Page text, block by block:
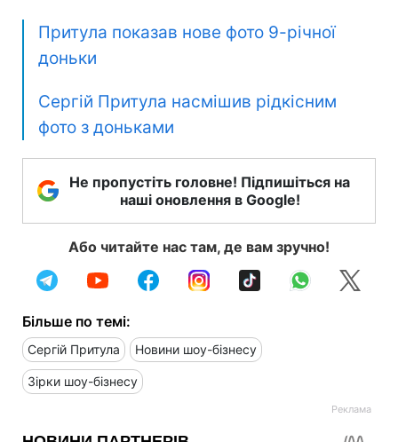
Притула показав нове фото 9-річної
доньки
Сергій Притула насмішив рідкісним
фото з доньками
Не пропустіть головне! Підпишіться на
наші оновлення в Google!
Або читайте нас там, де вам зручно!
Більше по темі:
Сергій Притула Новини шоу-бізнесу
Зірки шоу-бізнесу